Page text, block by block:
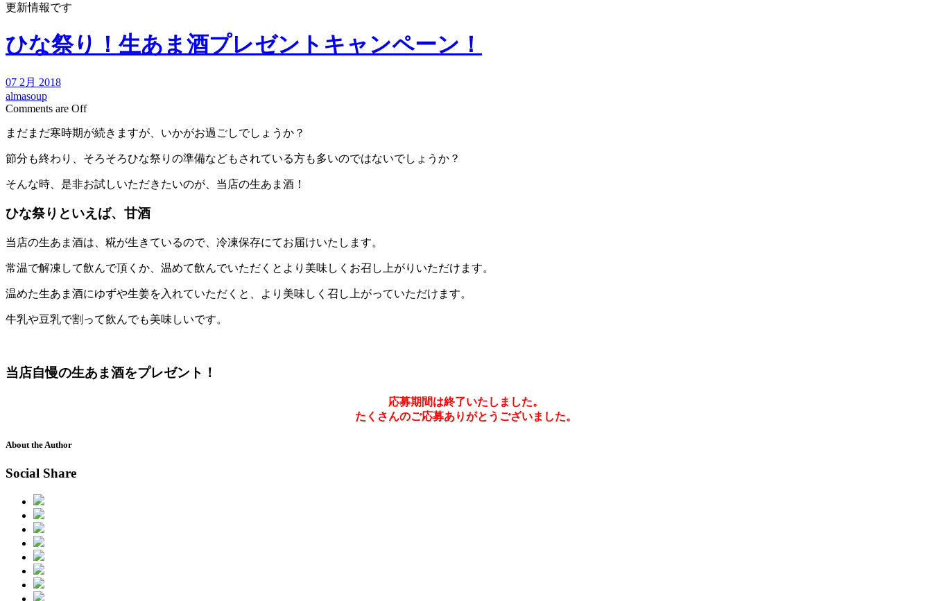
更新情報です
ひな祭り！生あま酒プレゼントキャンペーン！
07 2月 2018
almasoup
Comments are Off
まだまだ寒時期が続きますが、いかがお過ごしでしょうか？
節分も終わり、そろそろひな祭りの準備などもされている方も多いのではないでしょうか？
そんな時、是非お試しいただきたいのが、当店の生あま酒！
ひな祭りといえば、甘酒
当店の生あま酒は、糀が生きているので、冷凍保存にてお届けいたします。
常温で解凍して飲んで頂くか、温めて飲んでいただくとより美味しくお召し上がりいただけます。
温めた生あま酒にゆずや生姜を入れていただくと、より美味しく召し上がっていただけます。
牛乳や豆乳で割って飲んでも美味しいです。
当店自慢の生あま酒をプレゼント！
応募期間は終了いたしました。
たくさんのご応募ありがとうございました。
About the Author
Social Share